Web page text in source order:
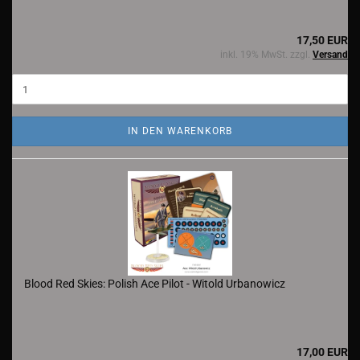
17,50 EUR
inkl. 19% MwSt. zzgl. Versand
IN DEN WARENKORB
Blood Red Skies: Polish Ace Pilot - Witold Urbanowicz
17,00 EUR